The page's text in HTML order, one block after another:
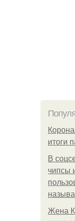
итоги
В
чипсы
Жена